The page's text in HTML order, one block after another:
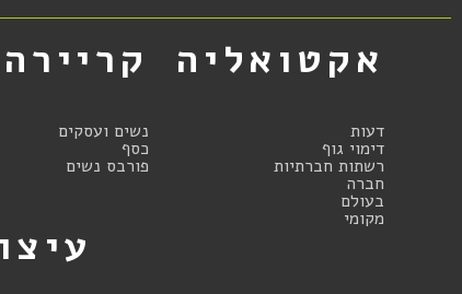
אקטואליה
דעות
דימוי גוף
רשתות חברתיות
חברה
בעולם
מקומי
קריירה
נשים ועסקים
כסף
פורבס נשים